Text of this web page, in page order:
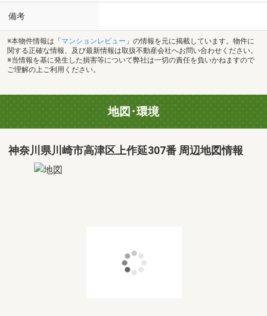
備考
※本物件情報は「 マンションレビュー 」の情報を元に掲載しています。物件に
関する正確な情報、及び最新情報は取扱不動産会社へお問い合わせください。
※当情報を基に発生した損害等について弊社は一切の責任を負いかねますので
ご理解の上ご利用ください。
地図･環境
神奈川県川崎市高津区上作延307番 周辺地図情報